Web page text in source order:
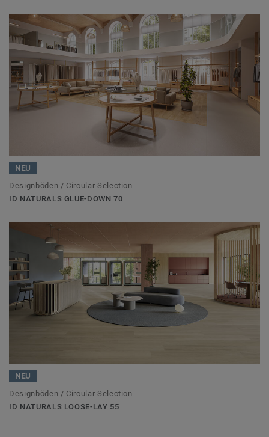
NEU
Designböden / Circular Selection
ID NATURALS GLUE-DOWN 70
NEU
Designböden / Circular Selection
ID NATURALS LOOSE-LAY 55